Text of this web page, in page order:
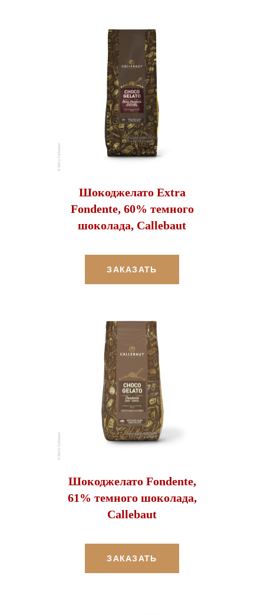
Шокоджелато Extra
Fondente, 60% темного
шоколада, Callebaut
ЗАКАЗАТЬ
Шокоджелато Fondente,
61% темного шоколада,
Callebaut
ЗАКАЗАТЬ